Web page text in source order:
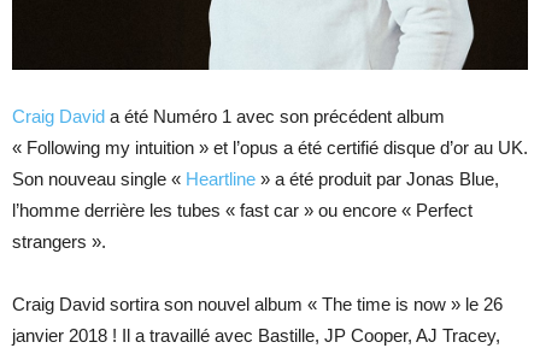
Craig David a été Numéro 1 avec son précédent album
« Following my intuition » et l’opus a été certifié disque d’or au UK.
Son nouveau single « Heartline » a été produit par Jonas Blue,
l’homme derrière les tubes « fast car » ou encore « Perfect
strangers ».
Craig David sortira son nouvel album « The time is now » le 26
janvier 2018 ! Il a travaillé avec Bastille, JP Cooper, AJ Tracey,